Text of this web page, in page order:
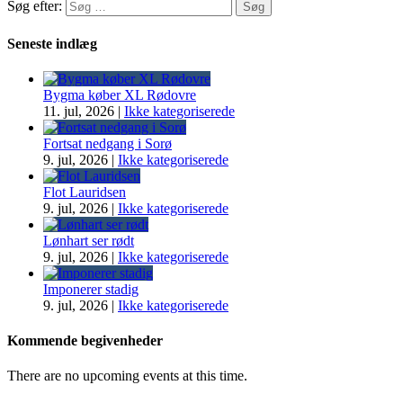
Søg efter:
Seneste indlæg
Bygma køber XL Rødovre
11. jul, 2026 | Ikke kategoriserede
Fortsat nedgang i Sorø
9. jul, 2026 | Ikke kategoriserede
Flot Lauridsen
9. jul, 2026 | Ikke kategoriserede
Lønhart ser rødt
9. jul, 2026 | Ikke kategoriserede
Imponerer stadig
9. jul, 2026 | Ikke kategoriserede
Kommende begivenheder
There are no upcoming events at this time.